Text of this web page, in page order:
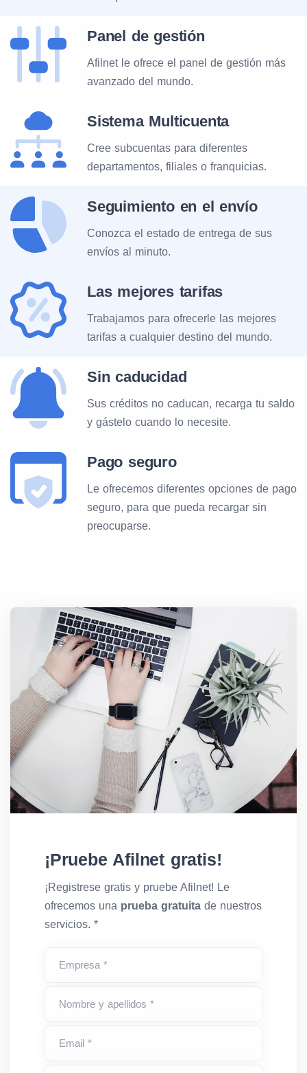
Panel de gestión
Afilnet le ofrece el panel de gestión más
avanzado del mundo.
Sistema Multicuenta
Cree subcuentas para diferentes
departamentos, filiales o franquicias.
Seguimiento en el envío
Conozca el estado de entrega de sus
envíos al minuto.
Las mejores tarifas
Trabajamos para ofrecerle las mejores
tarifas a cualquier destino del mundo.
Sin caducidad
Sus créditos no caducan, recarga tu saldo
y gástelo cuando lo necesite.
Pago seguro
Le ofrecemos diferentes opciones de pago
seguro, para que pueda recargar sin
preocuparse.
¡Pruebe Afilnet gratis!
¡Registrese gratis y pruebe Afilnet! Le
ofrecemos una prueba gratuita de nuestros
servicios. *
Empresa *
Nombre y apellidos *
Email *